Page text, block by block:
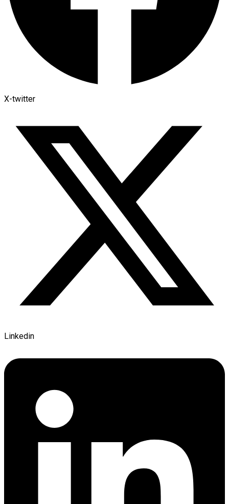
X-twitter
Linkedin